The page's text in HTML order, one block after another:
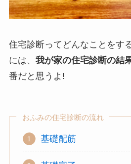
住宅診断ってどんなことをす
には、 我が家の住宅診断の結
番だと思うよ!
おふみの住宅診断の流れ
基礎配筋